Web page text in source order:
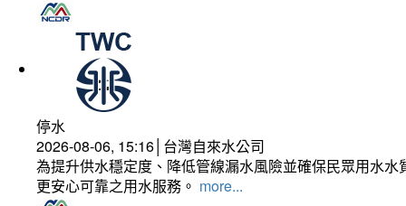
停水
2026-08-06, 15:16│台灣自來水公司
為提升供水穩定度、降低管線漏水風險並確保民眾用水
更安心可靠之用水服務。 more...